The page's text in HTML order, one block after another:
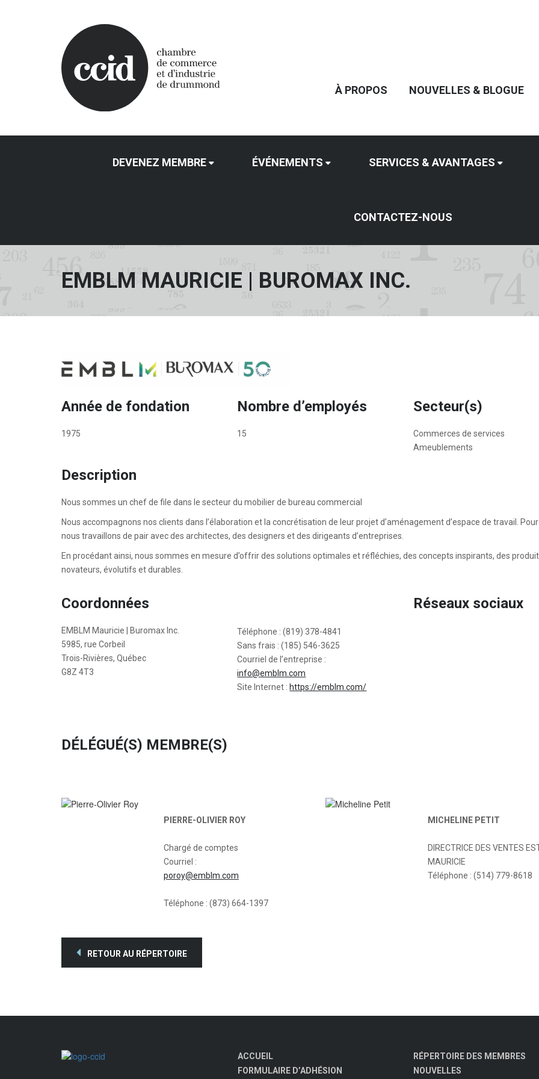
À PROPOS NOUVELLES & BLOGUE
DEVENEZ MEMBRE ÉVÉNEMENTS SERVICES & AVANTAGES
CONTACTEZ-NOUS
EMBLM MAURICIE | BUROMAX INC.
Année de fondation
1975
Nombre d’employés
15
Secteur(s)
Commerces de services
Ameublements
Description
Nous sommes un chef de file dans le secteur du mobilier de bureau commercial
Nous accompagnons nos clients dans l’élaboration et la concrétisation de leur projet d’aménagement d’espace de travail.
nous travaillons de pair avec des architectes, des designers et des dirigeants d’entreprises.
En procédant ainsi, nous sommes en mesure d’offrir des solutions optimales et réfléchies, des concepts inspirants, des
novateurs, évolutifs et durables.
Coordonnées
EMBLM Mauricie | Buromax Inc.
5985, rue Corbeil
Trois-Rivières, Québec
G8Z 4T3
Téléphone : (819) 378-4841
Sans frais : (185) 546-3625
Courriel de l’entreprise :
info@emblm.com
Site Internet : https://emblm.com/
Réseaux sociaux
DÉLÉGUÉ(S) MEMBRE(S)
PIERRE-OLIVIER ROY
Chargé de comptes
Courriel :
poroy@emblm.com
Téléphone : (873) 664-1397
MICHELINE PETIT
DIRECTRICE DES VENTES
MAURICIE
Téléphone : (514) 779-8618
RETOUR AU RÉPERTOIRE
ACCUEIL
FORMULAIRE D’ADHÉSION
RÉPERTOIRE DES MEMBRES
NOUVELLES